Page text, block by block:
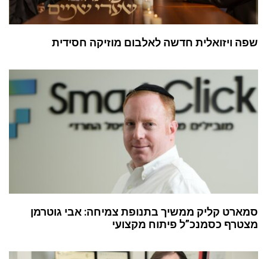
שפה ויזואלית חדשה לאלבום מוזיקה חסידית
סמארט קליק ממשיך בתנופת צמיחה: אבי גוטרמן
מצטרף כסמנכ”ל פיתוח מקצועי